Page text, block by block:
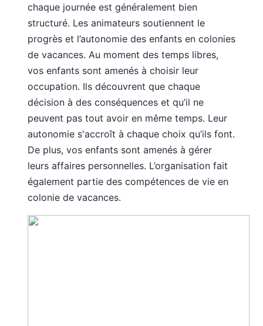
chaque journée est généralement bien
structuré. Les animateurs soutiennent le
progrès et l’autonomie des enfants en colonies
de vacances. Au moment des temps libres,
vos enfants sont amenés à choisir leur
occupation. Ils découvrent que chaque
décision à des conséquences et qu’il ne
peuvent pas tout avoir en même temps. Leur
autonomie s'accroît à chaque choix qu’ils font.
De plus, vos enfants sont amenés à gérer
leurs affaires personnelles. L’organisation fait
également partie des compétences de vie en
colonie de vacances.